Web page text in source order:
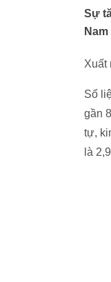
Sự
Nam
Xuất
Số
gần
tự,
là